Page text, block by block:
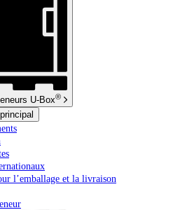
U-Box®
l’emballage et la livraison